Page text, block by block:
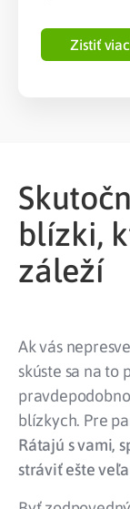
Zistiť viac
blízki,
záleží
Ak vás
skúste sa na to
blízkych. Pre
Rátajú s vami,
stráviť ešte